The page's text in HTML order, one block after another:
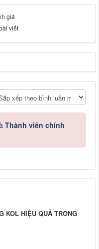
giá
viết
Thành viên chính
KOL HIỆU QUẢ TRONG